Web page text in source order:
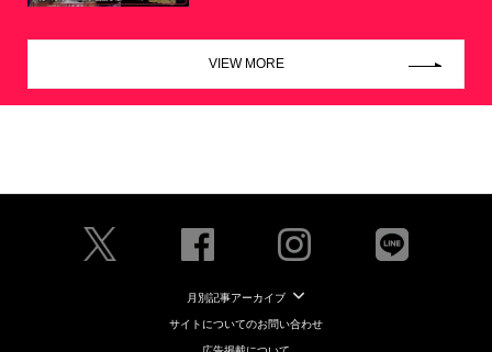
VIEW MORE
月別記事アーカイブ
サイトについてのお問い合わせ